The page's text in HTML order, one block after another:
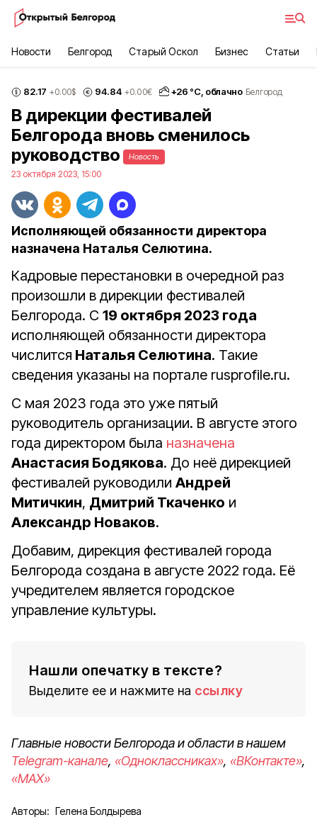
Новости Белгород Старый Оскол Бизнес Статьи
82.17 +0.00$ 94.84 +0.00€ +26 °С, облачно Белгород
В дирекции фестивалей
Белгорода вновь сменилось
руководство
Новость
23 октября 2023, 15:00
Исполняющей обязанности директора
назначена Наталья Селютина.
Кадровые перестановки в очередной раз
произошли в дирекции фестивалей
Белгорода. С 19 октября 2023 года
исполняющей обязанности директора
числится Наталья Селютина. Такие
сведения указаны на портале rusprofile.ru.
С мая 2023 года это уже пятый
руководитель организации. В августе этого
года директором была назначена
Анастасия Бодякова. До неё дирекцией
фестивалей руководили Андрей
Митичкин, Дмитрий Ткаченко и
Александр Новаков.
Добавим, дирекция фестивалей города
Белгорода создана в августе 2022 года. Её
учредителем является городское
управление культуры.
Нашли опечатку в тексте?
Выделите ее и нажмите на ссылку
Главные новости Белгорода и области в нашем
Telegram-канале, «Одноклассниках», «ВКонтакте»,
«MAX»
Авторы: Гелена Болдырева